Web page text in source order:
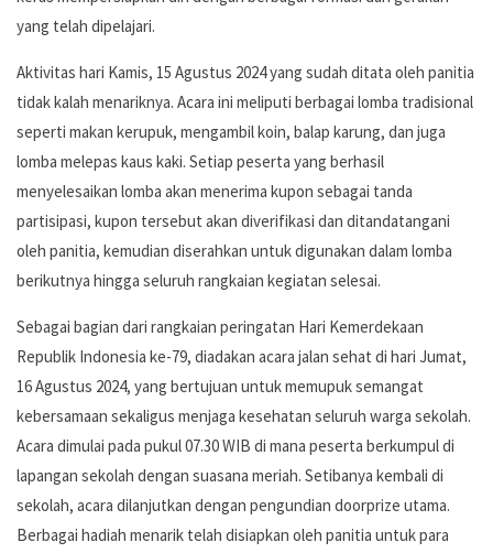
yang telah dipelajari.
Aktivitas hari Kamis, 15 Agustus 2024 yang sudah ditata oleh panitia
tidak kalah menariknya. Acara ini meliputi berbagai lomba tradisional
seperti makan kerupuk, mengambil koin, balap karung, dan juga
lomba melepas kaus kaki. Setiap peserta yang berhasil
menyelesaikan lomba akan menerima kupon sebagai tanda
partisipasi, kupon tersebut akan diverifikasi dan ditandatangani
oleh panitia, kemudian diserahkan untuk digunakan dalam lomba
berikutnya hingga seluruh rangkaian kegiatan selesai.
Sebagai bagian dari rangkaian peringatan Hari Kemerdekaan
Republik Indonesia ke-79, diadakan acara jalan sehat di hari Jumat,
16 Agustus 2024, yang bertujuan untuk memupuk semangat
kebersamaan sekaligus menjaga kesehatan seluruh warga sekolah.
Acara dimulai pada pukul 07.30 WIB di mana peserta berkumpul di
lapangan sekolah dengan suasana meriah. Setibanya kembali di
sekolah, acara dilanjutkan dengan pengundian doorprize utama.
Berbagai hadiah menarik telah disiapkan oleh panitia untuk para